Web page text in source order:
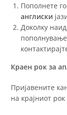
Пополнете
англиски
Доколку
Краен рок за
Пријавените
на крајниот